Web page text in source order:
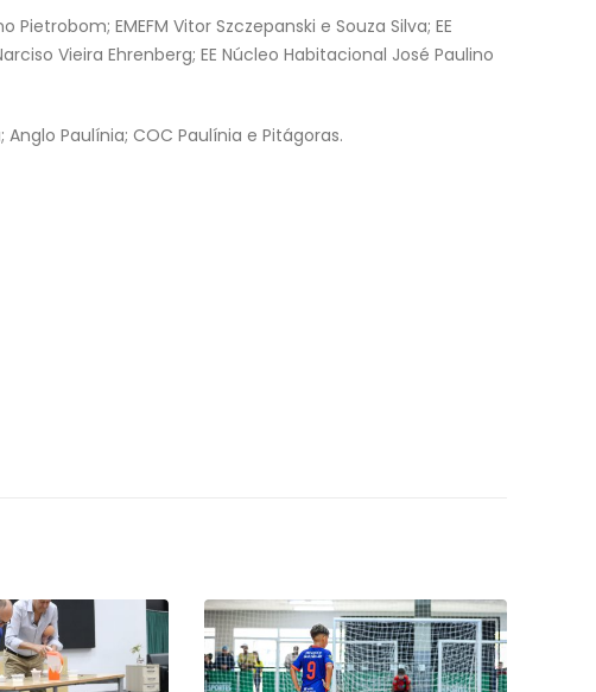
EMEFM Vitor Szczepanski e Souza Silva; EE
Vieira Ehrenberg; EE Núcleo Habitacional José Paulino
Paulínia; COC Paulínia e Pitágoras.